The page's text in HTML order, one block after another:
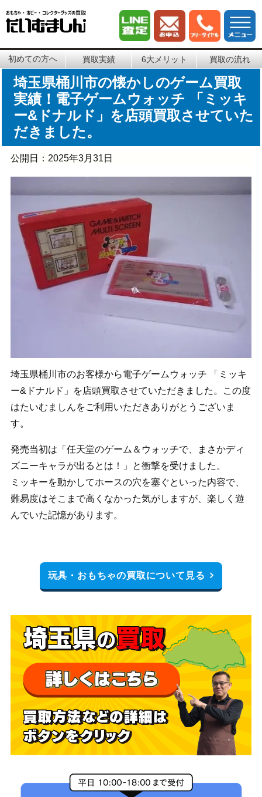
初めての方へ 買取実績 6大メリット 買取の流れ
埼玉県桶川市の懐かしのゲーム買取
実績！電子ゲームウォッチ 「ミッキ
ー&ドナルド」を店頭買取させていた
だきました。
公開日： 2025年3月31日
埼玉県桶川市のお客様から電子ゲームウォッチ 「ミッキ
ー&ドナルド」を店頭買取させていただきました。この度
はたいむましんをご利用いただきありがとうございま
す。
発売当初は「任天堂のゲーム＆ウォッチで、まさかディ
ズニーキャラが出るとは！」と衝撃を受けました。
ミッキーを動かしてホースの穴を塞ぐといった内容で、
難易度はそこまで高くなかった気がしますが、楽しく遊
んでいた記憶があります。
玩具・おもちゃの買取について見る